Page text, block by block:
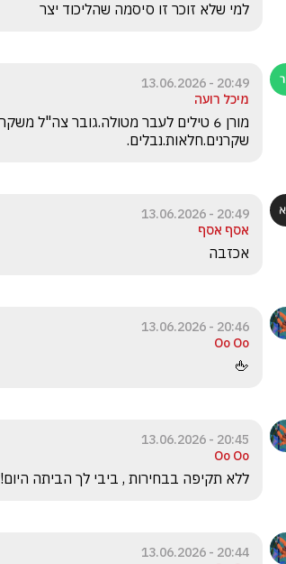
למי שלא זוכר זו סיסמה שהליכוד יצר
20:49 - 13.06.2026
מיכל רועה
שקרנים.חלאות.נבלים.
20:49 - 13.06.2026
אסף אסף
אכזבה
20:46 - 13.06.2026
Oo Oo
🖕
20:45 - 13.06.2026
Oo Oo
ללא תקיפה בבחירות , ביבי לך הביתה היום!
20:44 - 13.06.2026